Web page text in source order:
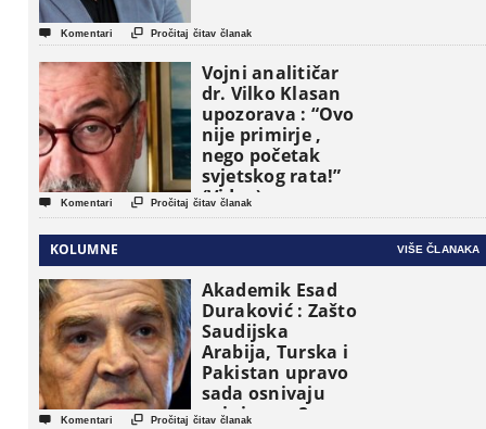
 Komentari  Pročitaj čitav članak
Vojni analitičar
dr. Vilko Klasan
upozorava : “Ovo
nije primirje ,
nego početak
svjetskog rata!”
(Video)
 Komentari  Pročitaj čitav članak
KOLUMNE VIŠE ČLANAKA
Akademik Esad
Duraković : Zašto
Saudijska
Arabija, Turska i
Pakistan upravo
sada osnivaju
vojni savez?
 Komentari  Pročitaj čitav članak